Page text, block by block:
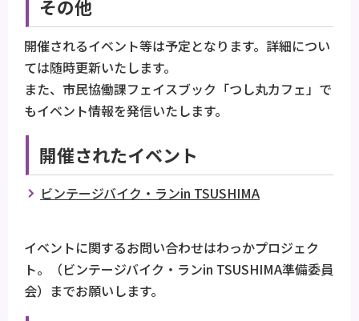
その他
開催されるイベント等は予定となります。詳細につい
ては随時更新いたします。
また、市民協働課フェイスブック「つし丸カフェ」で
もイベント情報を発信いたします。
開催されたイベント
ビンテージバイク・ランin TSUSHIMA
イベントに関するお問い合わせはわっかプロジェク
ト。（ビンテージバイク・ランin TSUSHIMA準備委員
会）までお願いします。